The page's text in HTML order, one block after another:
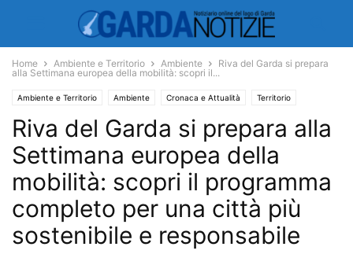
Home Ambiente e Territorio Ambiente
Riva del Garda si prepara
alla Settimana europea della mobilità: scopri il...
Ambiente e Territorio Ambiente Cronaca e Attualità Territorio
Riva del Garda si prepara alla
Settimana europea della
mobilità: scopri il programma
completo per una città più
sostenibile e responsabile